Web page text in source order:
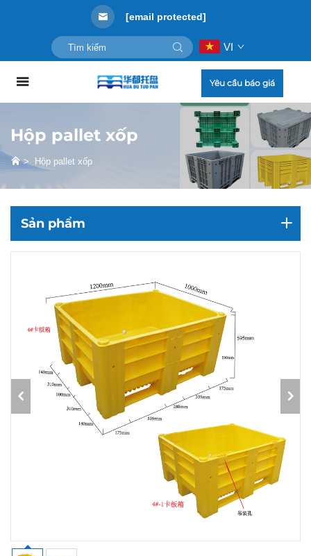
[email protected]
VI
Yêu cầu báo giá
Hộp pallet xốp
> Hộp pallet xốp
Sản phẩm